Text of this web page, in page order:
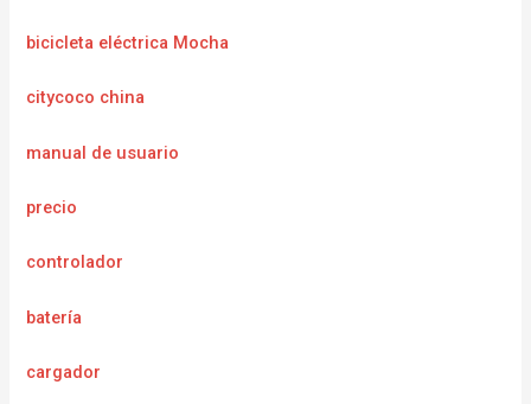
bicicleta eléctrica Mocha
citycoco china
manual de usuario
precio
controlador
batería
cargador